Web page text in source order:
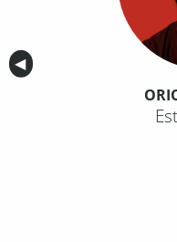
Anterior
◀︎